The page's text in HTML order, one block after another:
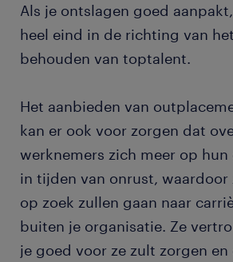
Als je ontslagen goed
heel eind in de richting van
behouden van toptalent.
Het aanbieden van
kan er ook voor zorgen dat
werknemers zich meer op hun
in tijden van onrust, waardoor
op zoek zullen gaan naar
buiten je organisatie. Ze
je goed voor ze zult zorgen en